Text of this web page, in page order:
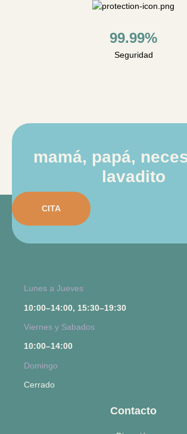
99.99%
Seguridad
mamá, papá,
lavadito
CITA
Lunes a Jueves
10:00–14:00, 15:30–19:30
Viernes y Sabados
10:00–14:00
Domingo
Cerrado
Contacto